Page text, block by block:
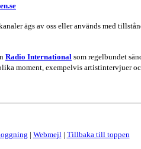
ägs av oss eller används med
Radio International som regelbundet
moment, exempelvis artistintervjuer
| Webmejl | Tillbaka till toppen